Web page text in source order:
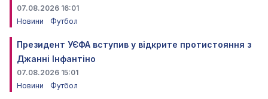
07.08.2026 16:01
Новини
Футбол
Президент УЄФА вступив у відкрите протистояння з
Джанні Інфантіно
07.08.2026 15:01
Новини
Футбол